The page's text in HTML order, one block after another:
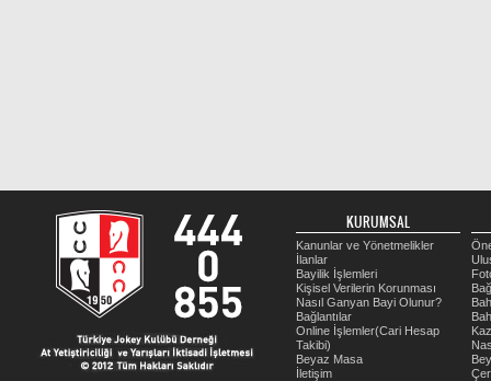
KURUMSAL
Kanunlar ve Yönetmelikler
İlanlar
Bayilik İşlemleri
Kişisel Verilerin Korunması
Nasıl Ganyan Bayi Olunur?
Bağlantılar
Online İşlemler(Cari Hesap
Takibi)
Beyaz Masa
İletişim